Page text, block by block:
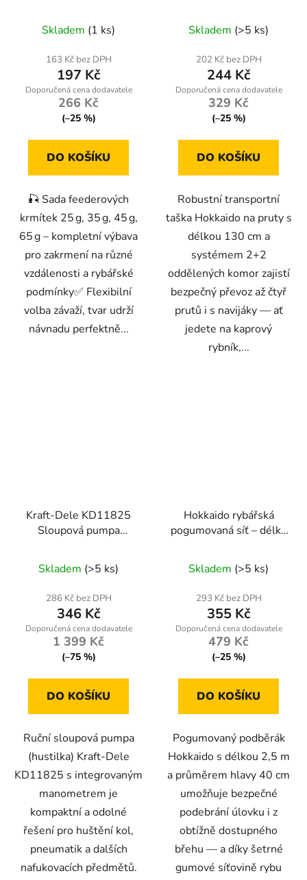
Skladem (1 ks)
163 Kč bez DPH
197 Kč
266 Kč
(–25 %)
DO KOŠÍKU
🎣 Sada feederových
krmítek 25 g, 35 g, 45 g,
65 g – kompletní výbava
pro zakrmení na různé
vzdálenosti a rybářské
podmínky✅ Flexibilní
volba závaží, tvar udrží
návnadu perfektně...
hodnocení
produktu
je
5,0
z
hvězdiček.
Skladem (>5 ks)
202 Kč bez DPH
244 Kč
329 Kč
(–25 %)
DO KOŠÍKU
Robustní transportní
taška Hokkaido na pruty s
délkou 130 cm a
systémem 2+2
oddělených komor zajistí
bezpečný převoz až čtyř
prutů i s navijáky — ať
jedete na kaprový
rybník,...
Kraft-Dele KD11825
Sloupová pumpa
Skladem (>5 ks)
286 Kč bez DPH
346 Kč
1 399 Kč
(–75 %)
DO KOŠÍKU
Ruční sloupová pumpa
(hustilka) Kraft-Dele
KD11825 s integrovaným
manometrem je
kompaktní a odolné
řešení pro huštění kol,
pneumatik a dalších
nafukovacích předmětů.
Hokkaido rybářská
pogumovaná síť – délka
držák + pouzdro
Skladem (>5 ks)
293 Kč bez DPH
355 Kč
479 Kč
(–25 %)
DO KOŠÍKU
Pogumovaný podběrák
Hokkaido s délkou 2,5 m
a průměrem hlavy 40 cm
umožňuje bezpečné
podebrání úlovku i z
obtížně dostupného
břehu — a díky šetrné
gumové síťovině rybu